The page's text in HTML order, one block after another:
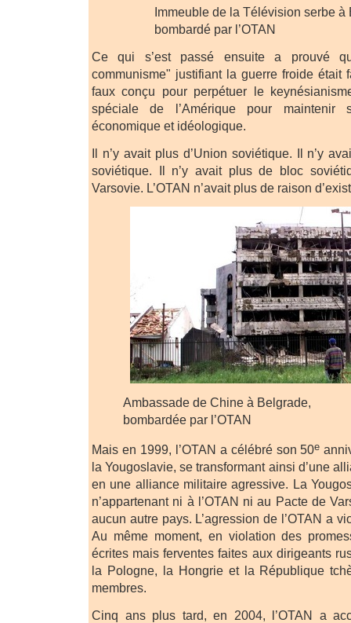
Immeuble de la Télévision serbe à
bombardé par l’OTAN
Ce qui s’est passé ensuite a prouvé
communisme" justifiant la guerre froide était
faux conçu pour perpétuer le
spéciale de l’Amérique pour maintenir
économique et idéologique.
Il n’y avait plus d’Union soviétique. Il n’y
soviétique. Il n’y avait plus de bloc
Varsovie. L’OTAN n’avait plus de raison
Ambassade de Chine à Belgrade,
bombardée par l’OTAN
Mais en 1999, l’OTAN a célébré son 50e
la Yougoslavie, se transformant ainsi d’une
en une alliance militaire agressive. La
n’appartenant ni à l’OTAN ni au Pacte de
aucun autre pays. L’agression de l’OTAN a
Au même moment, en violation des
écrites mais ferventes faites aux dirigeants
la Pologne, la Hongrie et la République
membres.
Cinq ans plus tard, en 2004, l’OTAN a